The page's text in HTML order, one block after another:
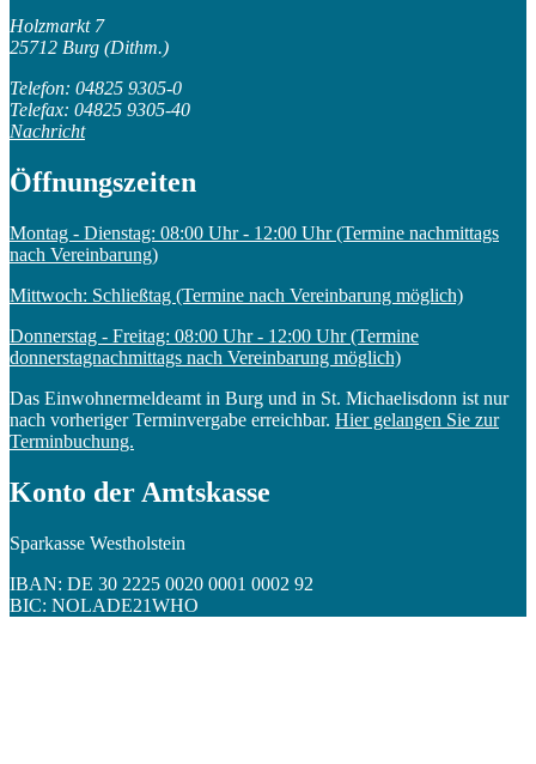
Holzmarkt 7
25712 Burg (Dithm.)
Telefon: 04825 9305-0
Telefax: 04825 9305-40
Nachricht
Öffnungszeiten
Montag - Dienstag: 08:00 Uhr - 12:00 Uhr (Termine nachmittags
nach Vereinbarung)
Mittwoch: Schließtag (Termine nach Vereinbarung möglich)
Donnerstag - Freitag: 08:00 Uhr - 12:00 Uhr (Termine
donnerstagnachmittags nach Vereinbarung möglich)
Das Einwohnermeldeamt in Burg und in St. Michaelisdonn ist nur
nach vorheriger Terminvergabe erreichbar. Hier gelangen Sie zur
Terminbuchung.
Konto der Amtskasse
Sparkasse Westholstein
IBAN: DE 30 2225 0020 0001 0002 92
BIC: NOLADE21WHO